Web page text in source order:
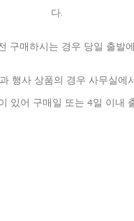
다.
구매하시는 경우 당일 출발
행사 상품의 경우 사무실에
있어 구매일 또는 4일 이내